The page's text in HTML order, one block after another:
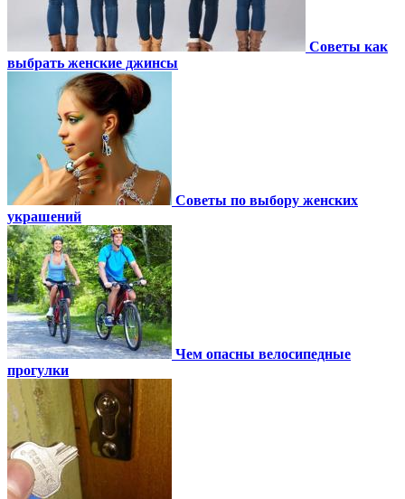
Советы как
выбрать женские джинсы
Советы по выбору женских
украшений
Чем опасны велосипедные
прогулки